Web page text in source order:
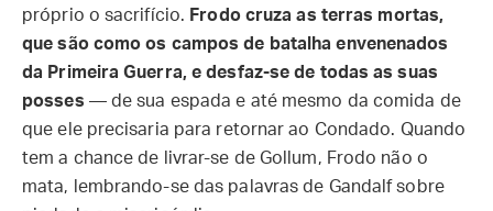
próprio o sacrifício. Frodo cruza as terras mortas,
que são como os campos de batalha envenenados
da Primeira Guerra, e desfaz-se de todas as suas
posses — de sua espada e até mesmo da comida de
que ele precisaria para retornar ao Condado. Quando
tem a chance de livrar-se de Gollum, Frodo não o
mata, lembrando-se das palavras de Gandalf sobre